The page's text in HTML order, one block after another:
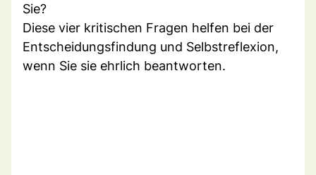
Sie?
Diese vier kritischen Fragen helfen bei der
Entscheidungsfindung und Selbstreflexion,
wenn Sie sie ehrlich beantworten.